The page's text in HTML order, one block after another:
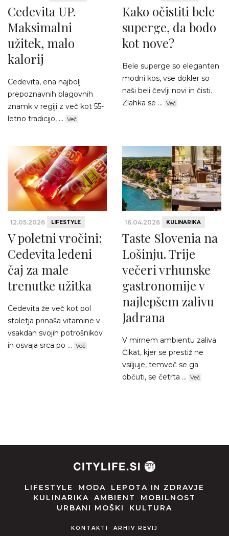
Cedevita UP.
Maksimalni
užitek, malo
kalorij
Cedevita, ena najbolj
prepoznavnih blagovnih
znamk v regiji z več kot 55-
letno tradicijo, ... Več
Kako očistiti bele
superge, da bodo
kot nove?
Bele superge so eleganten
modni kos, vse dokler so
naši beli čevlji novi in čisti.
Zlahka se ... Več
12.05.2026 LIFESTYLE
V poletni vročini:
Cedevita ledeni
čaj za male
trenutke užitka
Cedevita že več kot pol
stoletja prinaša vitamine v
vsakdan svojih potrošnikov
in osvaja srca po ... Več
16.04.2026 KULINARIKA
Taste Slovenia na
Lošinju. Trije
večeri vrhunske
gastronomije v
najlepšem zalivu
Jadrana
V mirnem ambientu zaliva
Čikat, kjer se prestiž ne
vsiljuje, temveč se ga
občuti, se četrta ... Več
LIFESTYLE MODA
LEPOTA IN ZDRAVJE
KULINARIKA
AMBIENT
MOBILNOST
URBANI MOŠKI
KULTURA
KONTAKTI ARHIV REVIJ